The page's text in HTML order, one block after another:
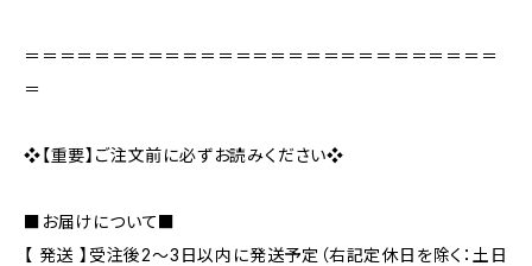
＝＝＝＝＝＝＝＝＝＝＝＝＝＝＝＝＝＝＝＝＝＝＝＝＝＝＝
＝
❖【重要】ご注文前に必ずお読みください❖
■お届けについて■
【 発送 】受注後2～3日以内に発送予定（右記定休日を除く：土日